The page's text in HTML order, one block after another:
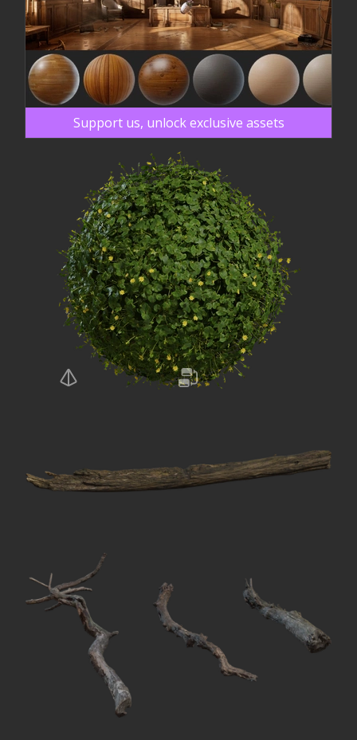
Support us, unlock exclusive assets